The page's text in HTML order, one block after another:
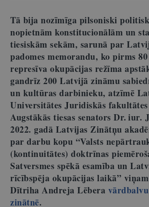
Tā bija nozīmīga pilsoniski
nopietnām konstitucionālām un
tiesiskām sekām, sarunā par
padomes memorandu, ko pirms
represīva okupācijas režīma
gandrīz 200 Latvijā zināmu
un kultūras darbinieku, atzīmē
Universitātes Juridiskās fakultātes
Augstākās tiesas senators Dr. iur.
2022. gadā Latvijas Zinātņu
par darbu kopu “Valsts
(kontinuitātes) doktrīnas
Satversmes spēkā esamība un
rīcībspēja okupācijas laikā”
Dītriha Andreja Lēbera
zinātnē.